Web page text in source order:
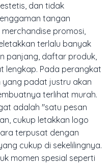
dan tidak
tangan
promosi,
terlalu banyak
panjang, daftar produk,
lengkap. Pada perangkat
yang padat justru akan
terlihat murah.
adalah "satu pesan
cukup letakkan logo
terpusat dengan
cukup di sekelilingnya.
momen spesial seperti